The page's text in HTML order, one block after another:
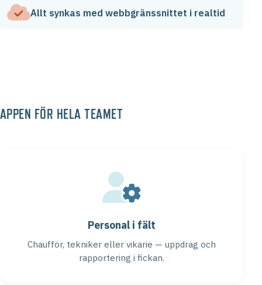
Allt synkas med webbgränssnittet i realtid
APPEN FÖR HELA TEAMET
Personal i fält
Chaufför, tekniker eller vikarie — uppdrag och
rapportering i fickan.